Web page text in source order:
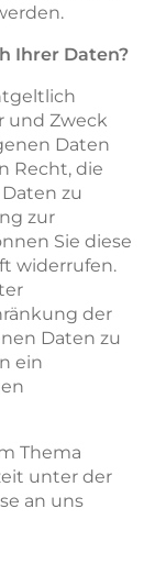
Ihrer Daten?
und Zweck
Daten
Recht, die
zu
zur
Sie diese
widerrufen.
der
Daten zu
ein
Thema
unter der
an uns